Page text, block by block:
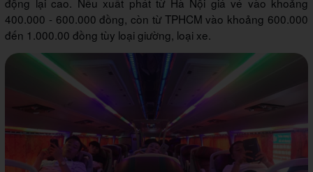
400.000 - 600.000 đồng, còn từ TPHCM vào khoảng 600.000
đến 1.000.00 đồng tùy loại giường, loại xe.